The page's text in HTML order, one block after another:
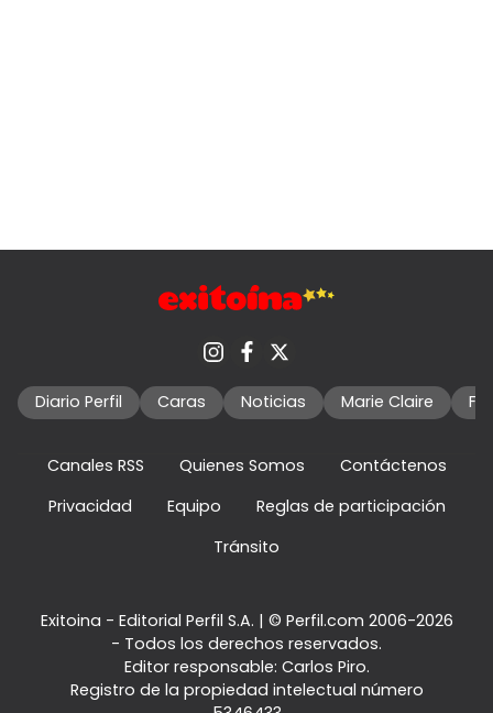
Diario Perfil Caras Noticias Marie Claire
Canales RSS Quienes Somos
Contáctenos
Privacidad
Equipo
Reglas de participación
Tránsito
Exitoina - Editorial Perfil S.A. | © Perfil.com 2006-2026
- Todos los derechos reservados.
Editor responsable: Carlos Piro.
Registro de la propiedad intelectual número